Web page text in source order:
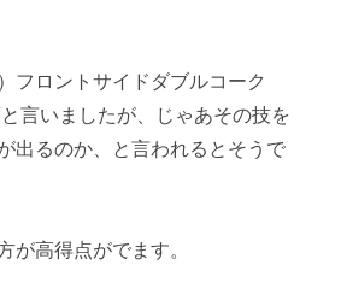
フロントサイドダブルコーク
言いましたが、じゃあその技を
出るのか、と言われるとそうで
が高得点がでます。